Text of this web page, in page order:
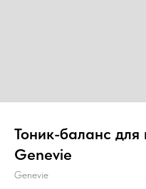
Тоник-баланс для
Genevie
Genevie